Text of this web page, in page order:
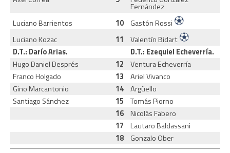
Fernández
Luciano Barrientos
10
Gastón Rossi
Luciano Kozac
11
Valentín Bidart
D.T.: Darío Arias.
D.T.: Ezequiel Echeverría.
Hugo Daniel Després
12
Ventura Echeverría
Franco Holgado
13
Ariel Vivanco
Gino Marcantonio
14
Argüello
Santiago Sánchez
15
Tomás Piorno
16
Nicolás Fabero
17
Lautaro Baldassani
18
Gonzalo Ober